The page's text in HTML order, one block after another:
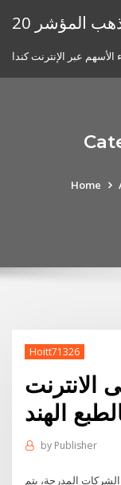
المؤشر
Home
Hoitt71326
الانترنت
الهند
by Publisher
المدرجة، يتم